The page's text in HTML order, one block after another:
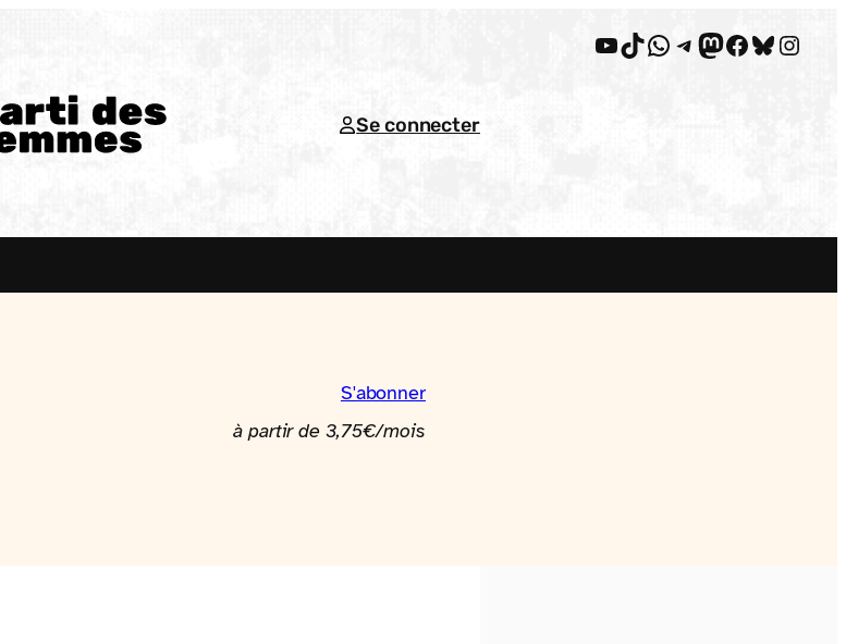
YouTube
TikTok
WhatsApp
Telegram
Mastodon
Facebook
Bluesky
Se connecter
S'abonner
à partir de 3,75€/mois